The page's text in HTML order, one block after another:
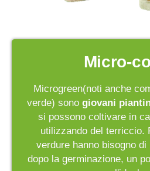
Micro-
Microgreen(noti anche
verde) sono giovani
si possono coltivare in
utilizzando del terriccio.
verdure hanno bisogno
dopo la germinazione, un